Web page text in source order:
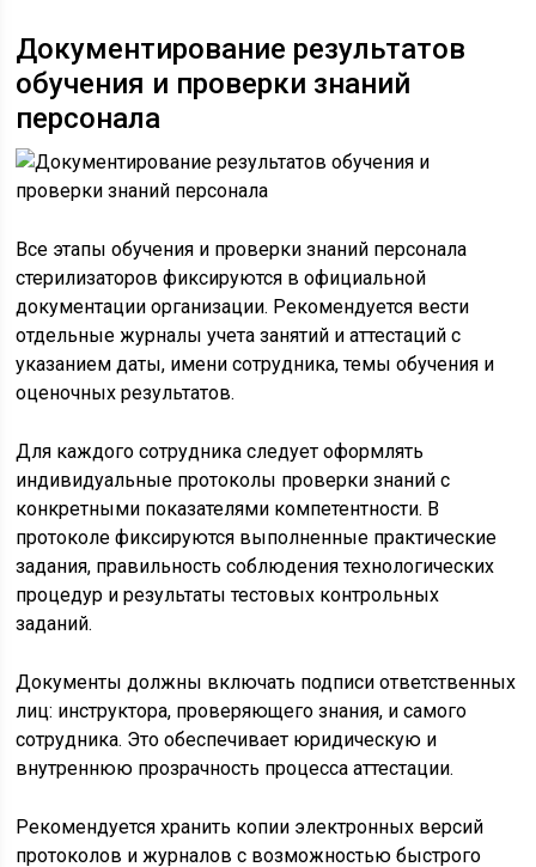
Документирование результатов
обучения и проверки знаний
персонала
Все этапы обучения и проверки знаний персонала
стерилизаторов фиксируются в официальной
документации организации. Рекомендуется вести
отдельные журналы учета занятий и аттестаций с
указанием даты, имени сотрудника, темы обучения и
оценочных результатов.
Для каждого сотрудника следует оформлять
индивидуальные протоколы проверки знаний с
конкретными показателями компетентности. В
протоколе фиксируются выполненные практические
задания, правильность соблюдения технологических
процедур и результаты тестовых контрольных
заданий.
Документы должны включать подписи ответственных
лиц: инструктора, проверяющего знания, и самого
сотрудника. Это обеспечивает юридическую и
внутреннюю прозрачность процесса аттестации.
Рекомендуется хранить копии электронных версий
протоколов и журналов с возможностью быстрого